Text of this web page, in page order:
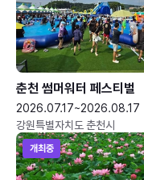
춘천 썸머워터 페스티벌
2026.07.17~2026.08.17
강원특별자치도 춘천시
개최중